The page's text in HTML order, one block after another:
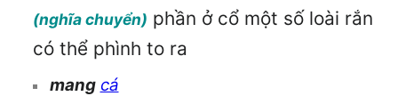
(nghĩa chuyển) phần ở cổ một số loài rắn
có thể phình to ra
mang cá